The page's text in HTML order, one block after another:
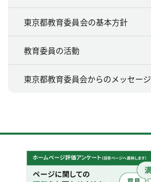
東京都教育委員会の基本方針
教育委員の活動
東京都教育委員会からのメッセージ